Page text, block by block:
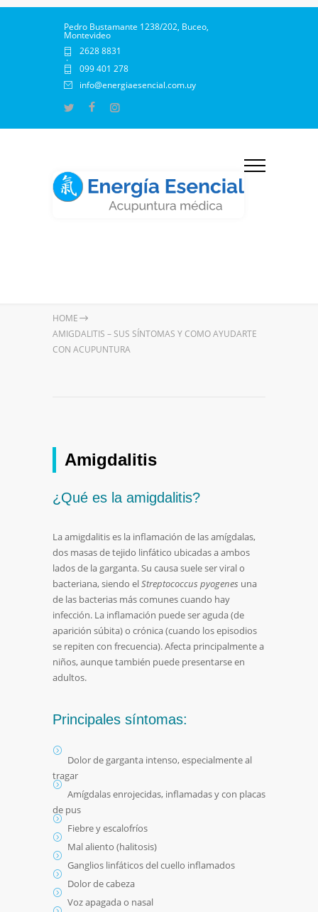
Pedro Bustamante 1238/202, Buceo,
Montevideo
2628 8831
·
099 401 278
info@energiaesencial.com.uy
HOME
AMIGDALITIS – SUS SÍNTOMAS Y COMO AYUDARTE
CON ACUPUNTURA
Amigdalitis
¿Qué es la amigdalitis?
La amigdalitis es la inflamación de las amígdalas,
dos masas de tejido linfático ubicadas a ambos
lados de la garganta. Su causa suele ser viral o
bacteriana, siendo elStreptococcus pyogenes una
de las bacterias más comunes cuando hay
infección. La inflamación puede ser aguda (de
aparición súbita) o crónica (cuando los episodios
se repiten con frecuencia). Afecta principalmente a
niños, aunque también puede presentarse en
adultos.
Principales síntomas:
Dolor de garganta intenso, especialmente al
tragar
Amígdalas enrojecidas, inflamadas y con placas
de pus
Fiebre y escalofríos
Mal aliento (halitosis)
Ganglios linfáticos del cuello inflamados
Dolor de cabeza
Voz apagada o nasal